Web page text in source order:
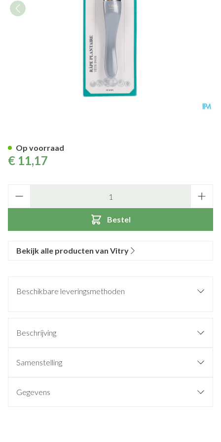
€ 11,17
Bestel
Op voorraad
Bekijk alle producten van Vitry
Beschikbare leveringsmethoden
Beschrijving
Samenstelling
Gegevens